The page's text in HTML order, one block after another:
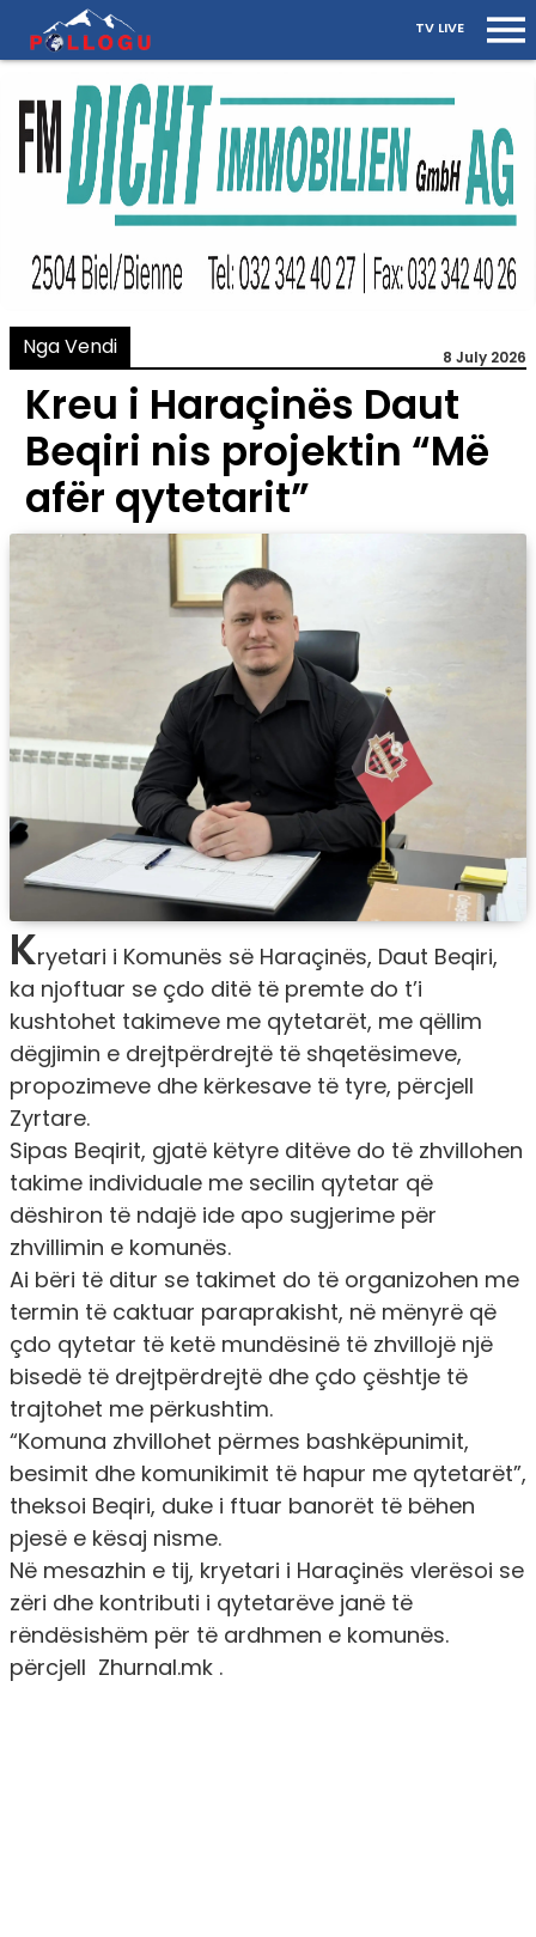
TV LIVE
Nga Vendi 8 July 2026
Kreu i Haraçinës Daut
Beqiri nis projektin “Më
afër qytetarit”
Kryetari i Komunës së Haraçinës, Daut Beqiri,
ka njoftuar se çdo ditë të premte do t’i
kushtohet takimeve me qytetarët, me qëllim
dëgjimin e drejtpërdrejtë të shqetësimeve,
propozimeve dhe kërkesave të tyre, përcjell
Zyrtare.
Sipas Beqirit, gjatë këtyre ditëve do të zhvillohen
takime individuale me secilin qytetar që
dëshiron të ndajë ide apo sugjerime për
zhvillimin e komunës.
Ai bëri të ditur se takimet do të organizohen me
termin të caktuar paraprakisht, në mënyrë që
çdo qytetar të ketë mundësinë të zhvillojë një
bisedë të drejtpërdrejtë dhe çdo çështje të
trajtohet me përkushtim.
“Komuna zhvillohet përmes bashkëpunimit,
besimit dhe komunikimit të hapur me qytetarët”,
theksoi Beqiri, duke i ftuar banorët të bëhen
pjesë e kësaj nisme.
Në mesazhin e tij, kryetari i Haraçinës vlerësoi se
zëri dhe kontributi i qytetarëve janë të
rëndësishëm për të ardhmen e komunës.
përcjell Zhurnal.mk .